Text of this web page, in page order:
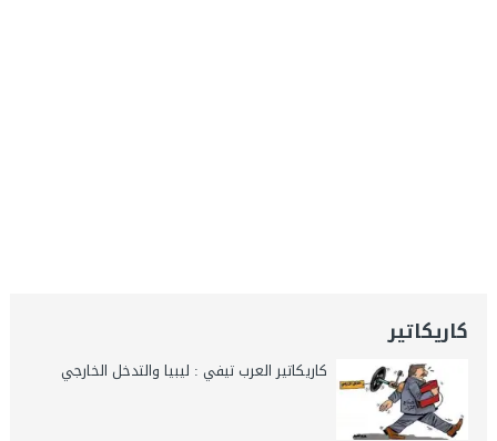
كاريكاتير
كاريكاتير العرب تيفي : ليبيا والتدخل الخارجي